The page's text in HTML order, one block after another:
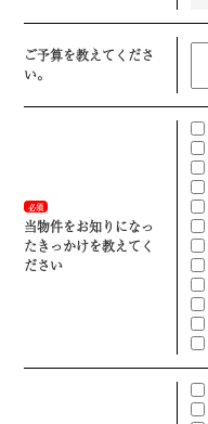
ご予算を教えてくださ
い。
必須
当物件をお知りになっ
たきっかけを教えてく
ださい